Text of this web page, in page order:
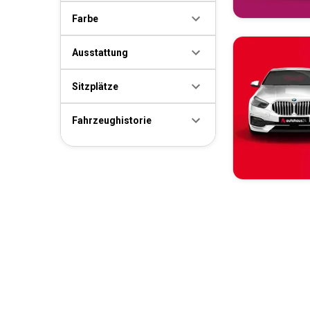
Farbe
Ausstattung
Sitzplätze
Fahrzeughistorie